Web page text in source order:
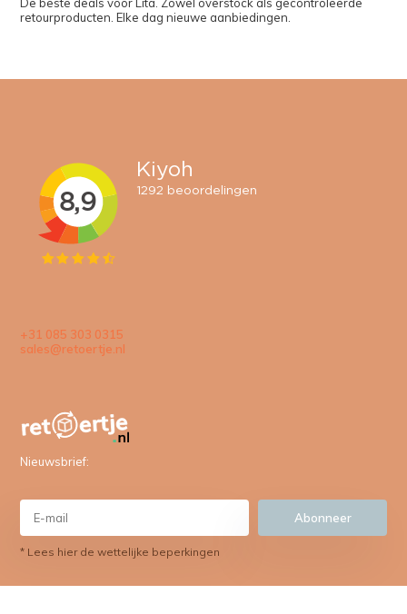
retourproducten. Elke dag nieuwe aanbiedingen.
+31 085 303 0315
sales@retoertje.nl
Nieuwsbrief:
Abonneer
* Lees hier de wettelijke beperkingen